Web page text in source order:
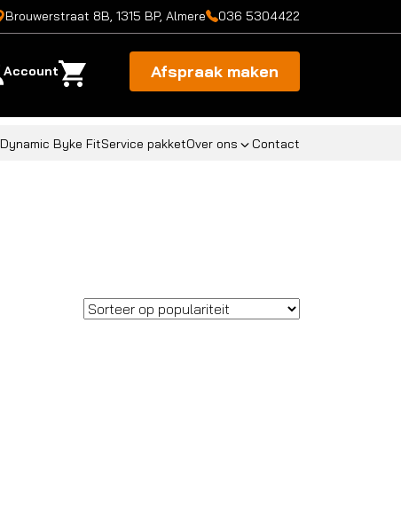
Brouwerstraat 8B, 1315 BP, Almere 036 5304422
Account Afspraak maken
Dynamic Byke FitService pakketOver ons Contact